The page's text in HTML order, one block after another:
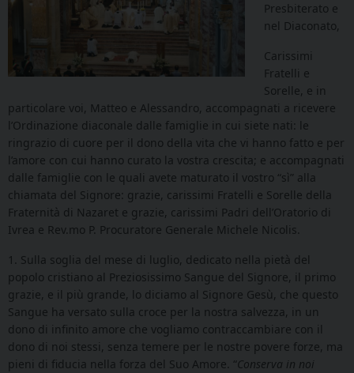
Presbiterato e
nel Diaconato,
Carissimi
Fratelli e
Sorelle, e in
particolare voi, Matteo e Alessandro, accompagnati a ricevere
l’Ordinazione diaconale dalle famiglie in cui siete nati: le
ringrazio di cuore per il dono della vita che vi hanno fatto e per
l’amore con cui hanno curato la vostra crescita; e accompagnati
dalle famiglie con le quali avete maturato il vostro “sì” alla
chiamata del Signore: grazie, carissimi Fratelli e Sorelle della
Fraternità di Nazaret e grazie, carissimi Padri dell’Oratorio di
Ivrea e Rev.mo P. Procuratore Generale Michele Nicolis.
1. Sulla soglia del mese di luglio, dedicato nella pietà del
popolo cristiano al Preziosissimo Sangue del Signore, il primo
grazie, e il più grande, lo diciamo al Signore Gesù, che questo
Sangue ha versato sulla croce per la nostra salvezza, in un
dono di infinito amore che vogliamo contraccambiare con il
dono di noi stessi, senza temere per le nostre povere forze, ma
pieni di fiducia nella forza del Suo Amore. “Conserva in noi